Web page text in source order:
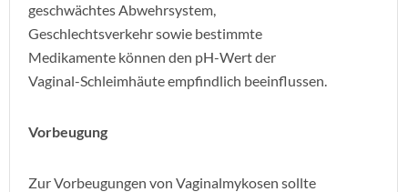
geschwächtes Abwehrsystem,
Geschlechtsverkehr sowie bestimmte
Medikamente können den pH-Wert der
Vaginal-Schleimhäute empfindlich beeinflussen.
Vorbeugung
Zur Vorbeugungen von Vaginalmykosen sollte